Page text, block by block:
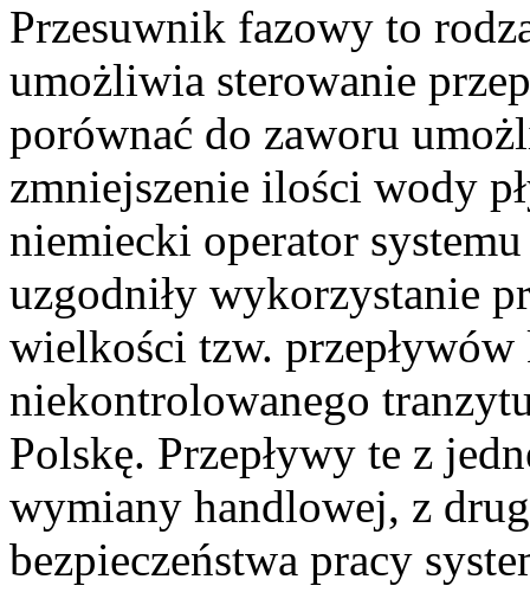
Przesuwnik fazowy to
umożliwia sterowanie
porównać do zaworu
zmniejszenie ilości wody
niemiecki operator
uzgodniły wykorzystanie
wielkości tzw.
niekontrolowanego
Polskę. Przepływy te z
wymiany handlowej, z
bezpieczeństwa pracy